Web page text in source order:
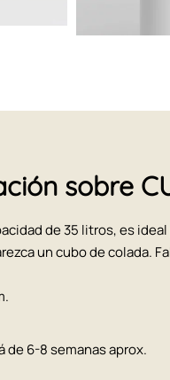
sobre
de 35 litros, es
un cubo de colada.
de 6-8 semanas aprox.